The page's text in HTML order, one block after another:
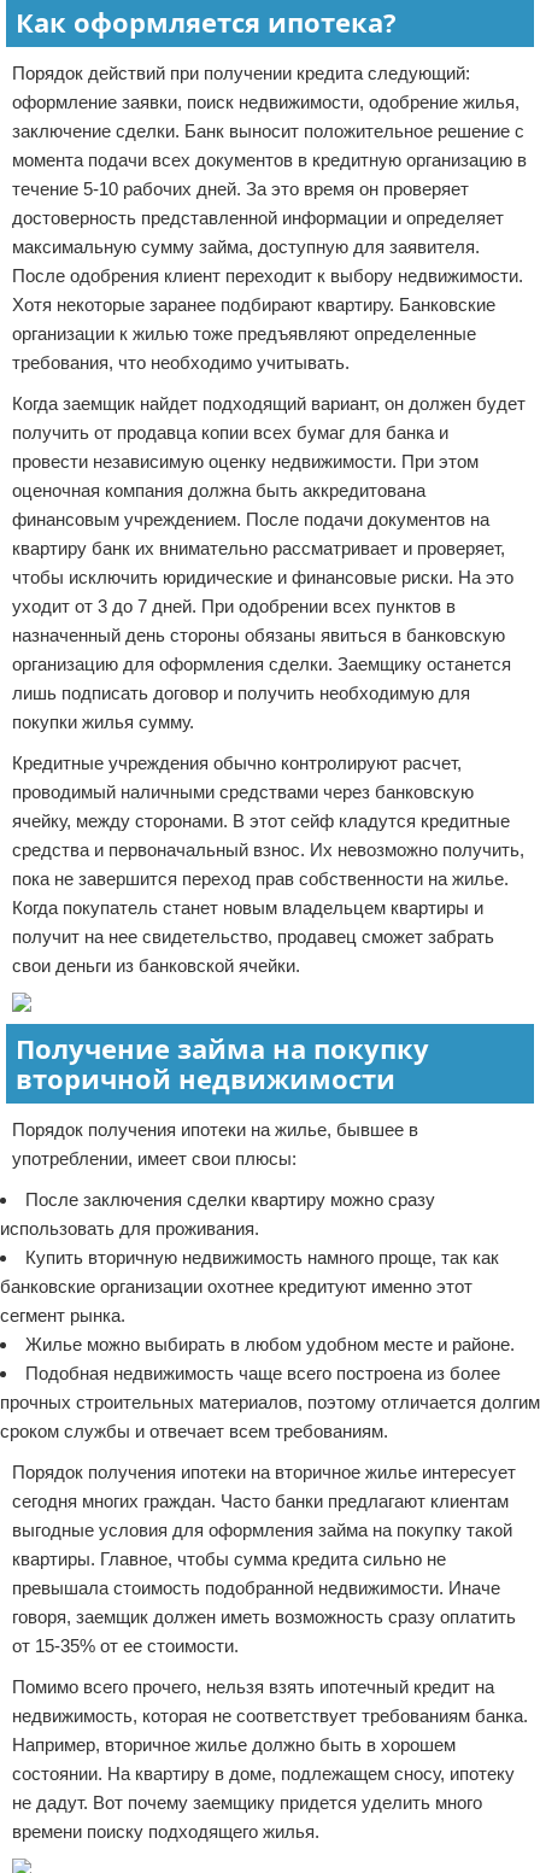
Как оформляется ипотека?
Порядок действий при получении кредита следующий:
оформление заявки, поиск недвижимости, одобрение жилья,
заключение сделки. Банк выносит положительное решение с
момента подачи всех документов в кредитную организацию в
течение 5-10 рабочих дней. За это время он проверяет
достоверность представленной информации и определяет
максимальную сумму займа, доступную для заявителя.
После одобрения клиент переходит к выбору недвижимости.
Хотя некоторые заранее подбирают квартиру. Банковские
организации к жилью тоже предъявляют определенные
требования, что необходимо учитывать.
Когда заемщик найдет подходящий вариант, он должен будет
получить от продавца копии всех бумаг для банка и
провести независимую оценку недвижимости. При этом
оценочная компания должна быть аккредитована
финансовым учреждением. После подачи документов на
квартиру банк их внимательно рассматривает и проверяет,
чтобы исключить юридические и финансовые риски. На это
уходит от 3 до 7 дней. При одобрении всех пунктов в
назначенный день стороны обязаны явиться в банковскую
организацию для оформления сделки. Заемщику останется
лишь подписать договор и получить необходимую для
покупки жилья сумму.
Кредитные учреждения обычно контролируют расчет,
проводимый наличными средствами через банковскую
ячейку, между сторонами. В этот сейф кладутся кредитные
средства и первоначальный взнос. Их невозможно получить,
пока не завершится переход прав собственности на жилье.
Когда покупатель станет новым владельцем квартиры и
получит на нее свидетельство, продавец сможет забрать
свои деньги из банковской ячейки.
Получение займа на покупку
вторичной недвижимости
Порядок получения ипотеки на жилье, бывшее в
употреблении, имеет свои плюсы:
После заключения сделки квартиру можно сразу
использовать для проживания.
Купить вторичную недвижимость намного проще, так как
банковские организации охотнее кредитуют именно этот
сегмент рынка.
Жилье можно выбирать в любом удобном месте и районе.
Подобная недвижимость чаще всего построена из более
прочных строительных материалов, поэтому отличается долгим
сроком службы и отвечает всем требованиям.
Порядок получения ипотеки на вторичное жилье интересует
сегодня многих граждан. Часто банки предлагают клиентам
выгодные условия для оформления займа на покупку такой
квартиры. Главное, чтобы сумма кредита сильно не
превышала стоимость подобранной недвижимости. Иначе
говоря, заемщик должен иметь возможность сразу оплатить
от 15-35% от ее стоимости.
Помимо всего прочего, нельзя взять ипотечный кредит на
недвижимость, которая не соответствует требованиям банка.
Например, вторичное жилье должно быть в хорошем
состоянии. На квартиру в доме, подлежащем сносу, ипотеку
не дадут. Вот почему заемщику придется уделить много
времени поиску подходящего жилья.